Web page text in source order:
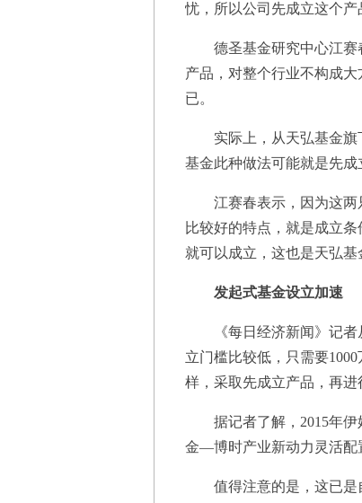
忧，所以公司先成立这个产
德圣基金研究中心江赛
产品，对整个行业不构成
已。
实际上，从天弘基金旗
基金此种做法可能就是先成
江赛春表示，因为这两
比较好的特点，就是成立
就可以成立，这也是天弘基
发起式基金设立加速
《每日经济新闻》记者
立门槛比较低，只需要
样，采取先成立产品，再进
据记者了解，2015年伊
金—博时产业新动力灵活配
值得注意的是，这已是自